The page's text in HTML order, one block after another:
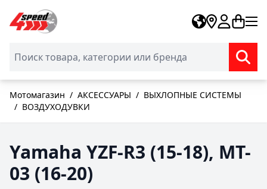
Skip to Content
Мотомагазин / АКСЕССУАРЫ / ВЫХЛОПНЫЕ СИСТЕМЫ
/ ВОЗДУХОДУВКИ
Yamaha YZF-R3 (15-18), MT-
03 (16-20)